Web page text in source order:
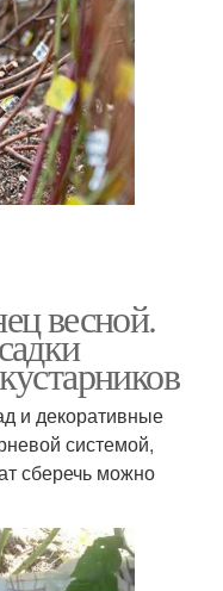
весной.
и декоративные
системой,
сберечь можно